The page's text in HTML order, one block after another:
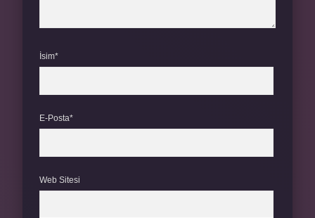
İsim*
E-Posta*
Web Sitesi